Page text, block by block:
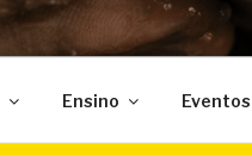
Ensino Eventos